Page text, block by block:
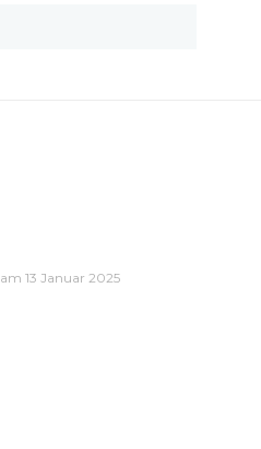
am 13 Januar 2025